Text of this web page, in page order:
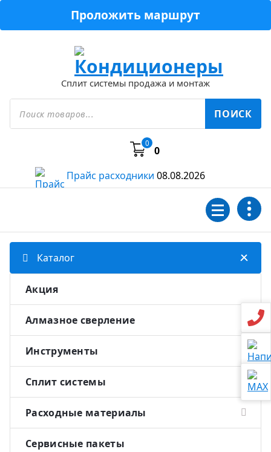
Проложить маршрут
Сплит системы продажа и монтаж
Поиск
товаров ПОИСК
0
0
Прайс расходники 08.08.2026
Каталог
Акция
Алмазное сверление
Инструменты
Сплит системы
Расходные материалы
Сервисные пакеты
Климатическая
техника
Настенные
Кондиционеры
Купить